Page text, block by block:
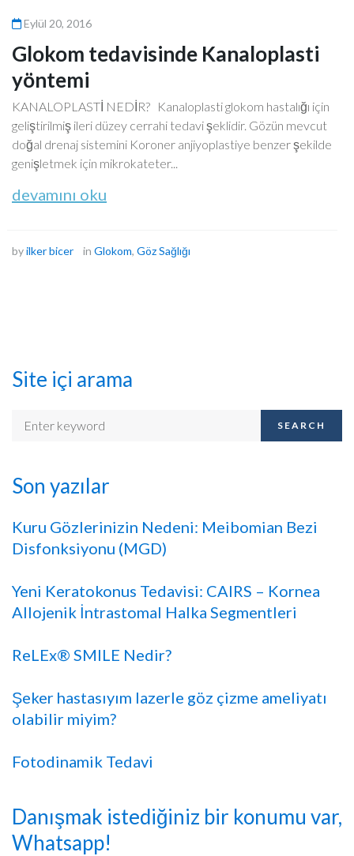
Eylül 20, 2016
Glokom tedavisinde Kanaloplasti
yöntemi
KANALOPLASTİ NEDİR? Kanaloplasti glokom hastalığı için
geliştirilmiş ileri düzey cerrahi tedavi şeklidir. Gözün mevcut
doğal drenaj sistemini Koroner anjiyoplastiye benzer şekilde
genişletmek için mikrokateter...
devamını oku
byilker bicer in Glokom, Göz Sağlığı
Site içi arama
SEARCH
Son yazılar
Kuru Gözlerinizin Nedeni: Meibomian Bezi
Disfonksiyonu (MGD)
Yeni Keratokonus Tedavisi: CAIRS – Kornea
Allojenik İntrastomal Halka Segmentleri
ReLEx® SMILE Nedir?
Şeker hastasıyım lazerle göz çizme ameliyatı
olabilir miyim?
Fotodinamik Tedavi
Danışmak istediğiniz bir konumu var,
Whatsapp!